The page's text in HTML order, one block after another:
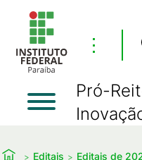
⋮
Pró-
Editais Editais de